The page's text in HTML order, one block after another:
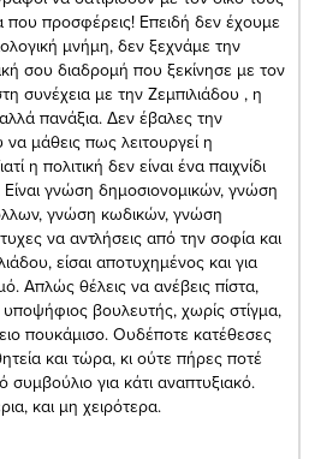
που προσφέρεις! Επειδή δεν έχουμε
μνήμη, δεν ξεχνάμε την
σου διαδρομή που ξεκίνησε με τον
συνέχεια με την Ζεμπιλιάδου , η
πανάξια. Δεν έβαλες την
μάθεις πως λειτουργεί η
η πολιτική δεν είναι ένα παιχνίδι
γνώση δημοσιονομικών, γνώση
γνώση κωδικών, γνώση
να αντλήσεις από την σοφία και
είσαι αποτυχημένος και για
Απλώς θέλεις να ανέβεις πίστα,
βουλευτής, χωρίς στίγμα,
πουκάμισο. Ουδέποτε κατέθεσες
και τώρα, κι ούτε πήρες ποτέ
συμβούλιο για κάτι αναπτυξιακό.
και μη χειρότερα.